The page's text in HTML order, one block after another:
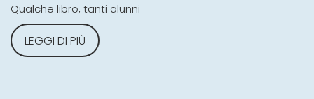
Qualche libro, tanti alunni
LEGGI DI PIÙ